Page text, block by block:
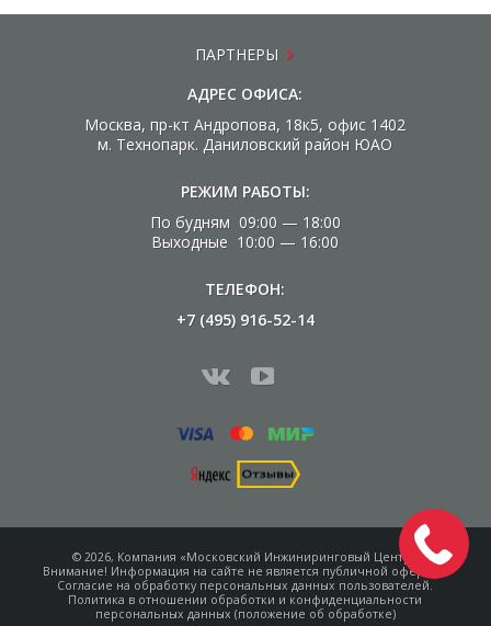
ПАРТНЕРЫ
АДРЕС ОФИСА:
Москва, пр-кт Андропова, 18к5, офис 1402
м. Технопарк. Даниловский район ЮАО
РЕЖИМ РАБОТЫ:
По будням 09:00 — 18:00
Выходные 10:00 — 16:00
ТЕЛЕФОН:
+7 (495) 916-52-14
© 2026, Компания «Московский Инжиниринговый Центр»
Внимание! Информация на сайте не является публичной офертой.
Согласие на обработку персональных данных пользователей.
Политика в отношении обработки и конфиденциальности
персональных данных (положение об обработке)